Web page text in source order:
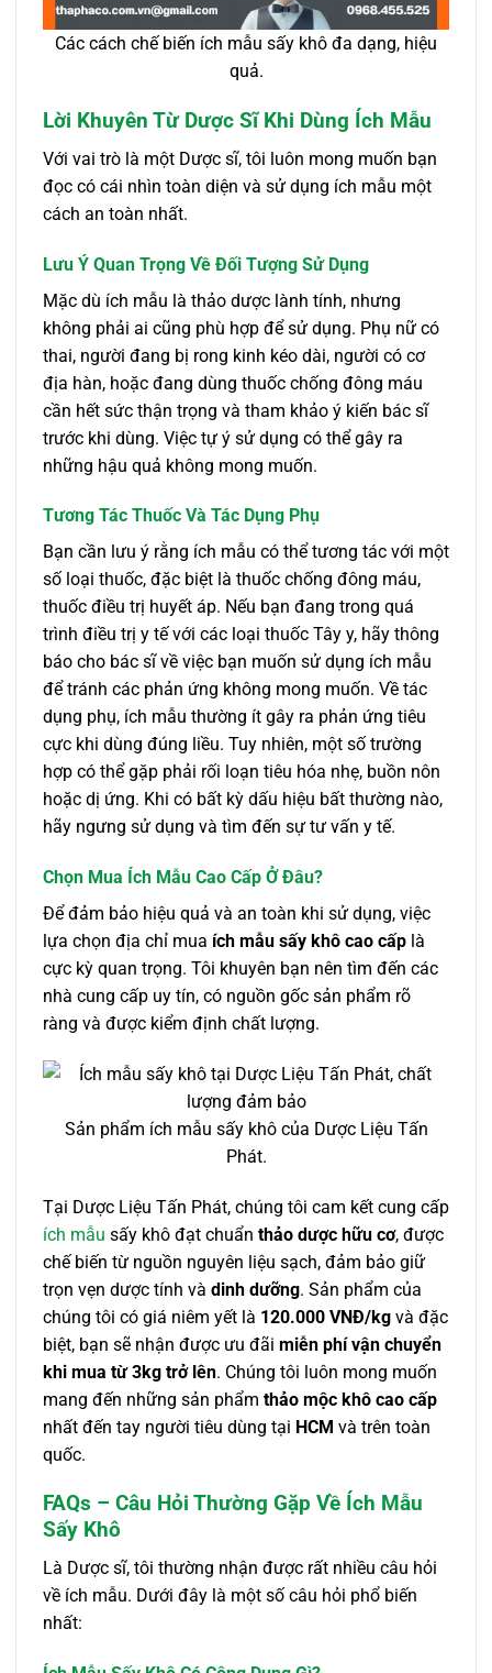
Các cách chế biến ích mẫu sấy khô đa dạng, hiệu
quả.
Lời Khuyên Từ Dược Sĩ Khi Dùng Ích Mẫu
Với vai trò là một Dược sĩ, tôi luôn mong muốn bạn
đọc có cái nhìn toàn diện và sử dụng ích mẫu một
cách an toàn nhất.
Lưu Ý Quan Trọng Về Đối Tượng Sử Dụng
Mặc dù ích mẫu là thảo dược lành tính, nhưng
không phải ai cũng phù hợp để sử dụng. Phụ nữ có
thai, người đang bị rong kinh kéo dài, người có cơ
địa hàn, hoặc đang dùng thuốc chống đông máu
cần hết sức thận trọng và tham khảo ý kiến bác sĩ
trước khi dùng. Việc tự ý sử dụng có thể gây ra
những hậu quả không mong muốn.
Tương Tác Thuốc Và Tác Dụng Phụ
Bạn cần lưu ý rằng ích mẫu có thể tương tác với một
số loại thuốc, đặc biệt là thuốc chống đông máu,
thuốc điều trị huyết áp. Nếu bạn đang trong quá
trình điều trị y tế với các loại thuốc Tây y, hãy thông
báo cho bác sĩ về việc bạn muốn sử dụng ích mẫu
để tránh các phản ứng không mong muốn. Về tác
dụng phụ, ích mẫu thường ít gây ra phản ứng tiêu
cực khi dùng đúng liều. Tuy nhiên, một số trường
hợp có thể gặp phải rối loạn tiêu hóa nhẹ, buồn nôn
hoặc dị ứng. Khi có bất kỳ dấu hiệu bất thường nào,
hãy ngưng sử dụng và tìm đến sự tư vấn y tế.
Chọn Mua Ích Mẫu Cao Cấp Ở Đâu?
Để đảm bảo hiệu quả và an toàn khi sử dụng, việc
lựa chọn địa chỉ mua ích mẫu sấy khô cao cấp là
cực kỳ quan trọng. Tôi khuyên bạn nên tìm đến các
nhà cung cấp uy tín, có nguồn gốc sản phẩm rõ
ràng và được kiểm định chất lượng.
Sản phẩm ích mẫu sấy khô của Dược Liệu Tấn
Phát.
Tại Dược Liệu Tấn Phát, chúng tôi cam kết cung cấp
ích mẫu sấy khô đạt chuẩn thảo dược hữu cơ, được
chế biến từ nguồn nguyên liệu sạch, đảm bảo giữ
trọn vẹn dược tính và dinh dưỡng. Sản phẩm của
chúng tôi có giá niêm yết là 120.000 VNĐ/kg và đặc
biệt, bạn sẽ nhận được ưu đãi miễn phí vận chuyển
khi mua từ 3kg trở lên. Chúng tôi luôn mong muốn
mang đến những sản phẩm thảo mộc khô cao cấp
nhất đến tay người tiêu dùng tại HCM và trên toàn
quốc.
FAQs – Câu Hỏi Thường Gặp Về Ích Mẫu
Sấy Khô
Là Dược sĩ, tôi thường nhận được rất nhiều câu hỏi
về ích mẫu. Dưới đây là một số câu hỏi phổ biến
nhất: